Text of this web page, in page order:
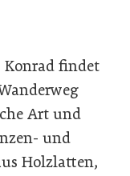
Konrad findet
Art und
und
Holzlatten,